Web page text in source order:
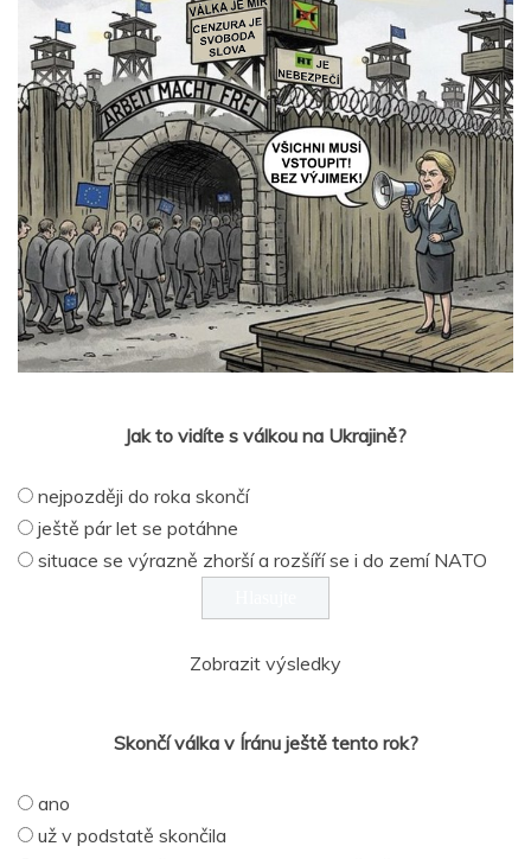
Jak to vidíte s válkou na Ukrajině?
nejpozději do roka skončí
ještě pár let se potáhne
situace se výrazně zhorší a rozšíří se i do zemí NATO
Zobrazit výsledky
Skončí válka v Íránu ještě tento rok?
ano
už v podstatě skončila